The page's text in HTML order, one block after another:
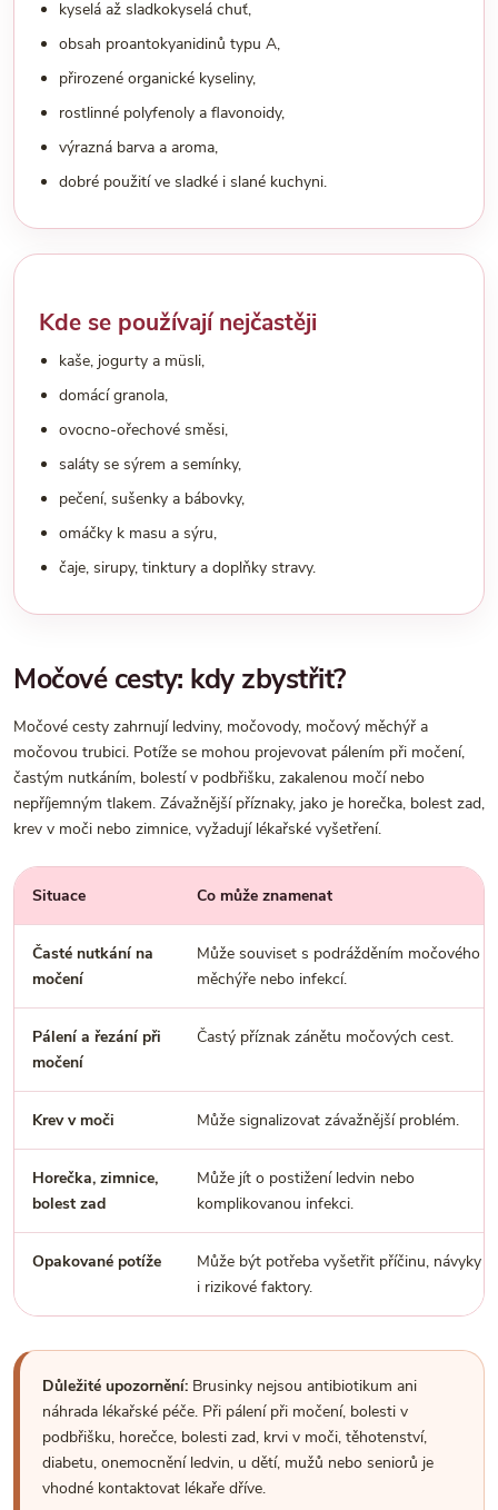
kyselá až sladkokyselá chuť,
obsah proantokyanidinů typu A,
přirozené organické kyseliny,
rostlinné polyfenoly a flavonoidy,
výrazná barva a aroma,
dobré použití ve sladké i slané kuchyni.
Kde se používají nejčastěji
kaše, jogurty a müsli,
domácí granola,
ovocno-ořechové směsi,
saláty se sýrem a semínky,
pečení, sušenky a bábovky,
omáčky k masu a sýru,
čaje, sirupy, tinktury a doplňky stravy.
Močové cesty: kdy zbystřit?
Močové cesty zahrnují ledviny, močovody, močový měchýř a
močovou trubici. Potíže se mohou projevovat pálením při močení,
častým nutkáním, bolestí v podbřišku, zakalenou močí nebo
nepříjemným tlakem. Závažnější příznaky, jako je horečka, bolest zad,
krev v moči nebo zimnice, vyžadují lékařské vyšetření.
Situace Co může znamenat
Časté nutkání na
močení
Může souviset s podrážděním močového
měchýře nebo infekcí.
Pálení a řezání při
močení
Častý příznak zánětu močových cest.
Krev v moči Může signalizovat závažnější problém.
Horečka, zimnice,
bolest zad
Může jít o postižení ledvin nebo
komplikovanou infekci.
Opakované potíže
Může být potřeba vyšetřit příčinu, návyky
i rizikové faktory.
Důležité upozornění: Brusinky nejsou antibiotikum ani
náhrada lékařské péče. Při pálení při močení, bolesti v
podbřišku, horečce, bolesti zad, krvi v moči, těhotenství,
diabetu, onemocnění ledvin, u dětí, mužů nebo seniorů je
vhodné kontaktovat lékaře dříve.